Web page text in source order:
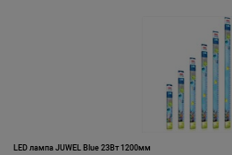
LED лампа JUWEL Blue 23Вт 1200мм